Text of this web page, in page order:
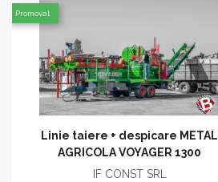
Linie taiere + despicare METAL
AGRICOLA VOYAGER 1300
IF CONST SRL
Promovat